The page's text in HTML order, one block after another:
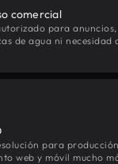
comercial
para
de agua ni necesidad
para
web y móvil mucho